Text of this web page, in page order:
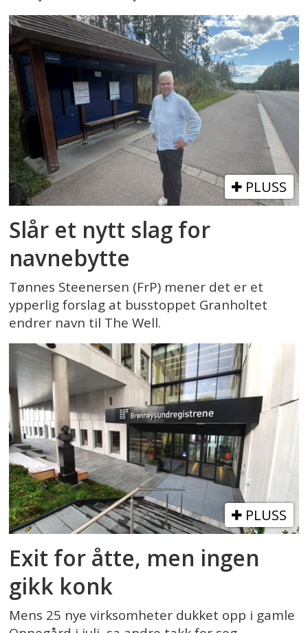
PLUSS
Slår et nytt slag for
navnebytte
Tønnes Steenersen (FrP) mener det er et
ypperlig forslag at busstoppet Granholtet
endrer navn til The Well.
PLUSS
Exit for åtte, men ingen
gikk konk
Mens 25 nye virksomheter dukket opp i gamle